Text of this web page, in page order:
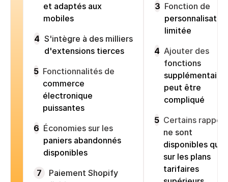
et adaptés aux
mobiles
4 S'intègre à des milliers
d'extensions tierces
5 Fonctionnalités de
commerce
électronique
puissantes
6 Économies sur les
paniers abandonnés
disponibles
7
Paiement Shopify
3 Fonction de
limitée
4 Ajouter des
fonctions
peut être
compliqué
5 Certains
ne sont
disponibles que
sur les plans
tarifaires